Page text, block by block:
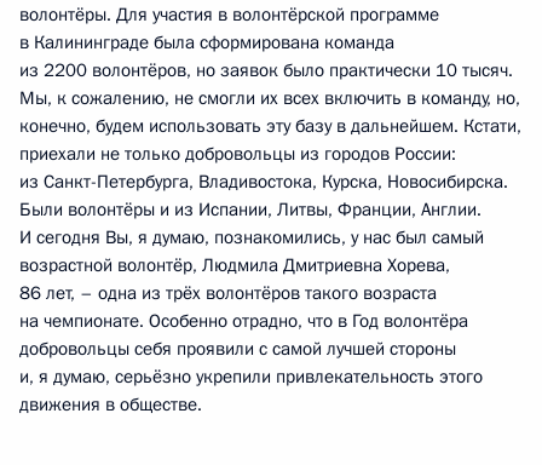
волонтёры. Для участия в волонтёрской программе
в Калининграде была сформирована команда
из 2200 волонтёров, но заявок было практически 10 тысяч.
Мы, к сожалению, не смогли их всех включить в команду, но,
конечно, будем использовать эту базу в дальнейшем. Кстати,
приехали не только добровольцы из городов России:
из Санкт-Петербурга, Владивостока, Курска, Новосибирска.
Были волонтёры и из Испании, Литвы, Франции, Англии.
И сегодня Вы, я думаю, познакомились, у нас был самый
возрастной волонтёр, Людмила Дмитриевна Хорева,
86 лет, – одна из трёх волонтёров такого возраста
на чемпионате. Особенно отрадно, что в Год волонтёра
добровольцы себя проявили с самой лучшей стороны
и, я думаю, серьёзно укрепили привлекательность этого
движения в обществе.